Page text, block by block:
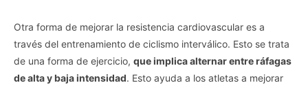
Otra forma de mejorar la resistencia cardiovascular es a
través del entrenamiento de ciclismo interválico. Esto se trata
de una forma de ejercicio, que implica alternar entre ráfagas
de alta y baja intensidad. Esto ayuda a los atletas a mejorar